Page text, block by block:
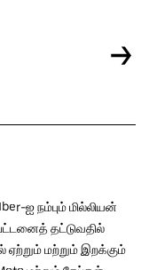
ஐ நம்பும் மில்லியன்
தட்டுவதில்
ஏற்றும் மற்றும் இறக்கும்